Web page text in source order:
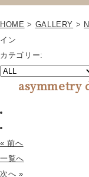
HOME > GALLERY >
イン
カテゴリー:
asymmetry
« 前へ
一覧へ
次へ »